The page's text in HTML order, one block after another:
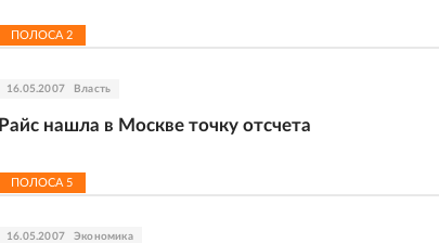
ПОЛОСА 2
16.05.2007 Власть
Райс нашла в Москве точку отсчета
ПОЛОСА 5
16.05.2007 Экономика